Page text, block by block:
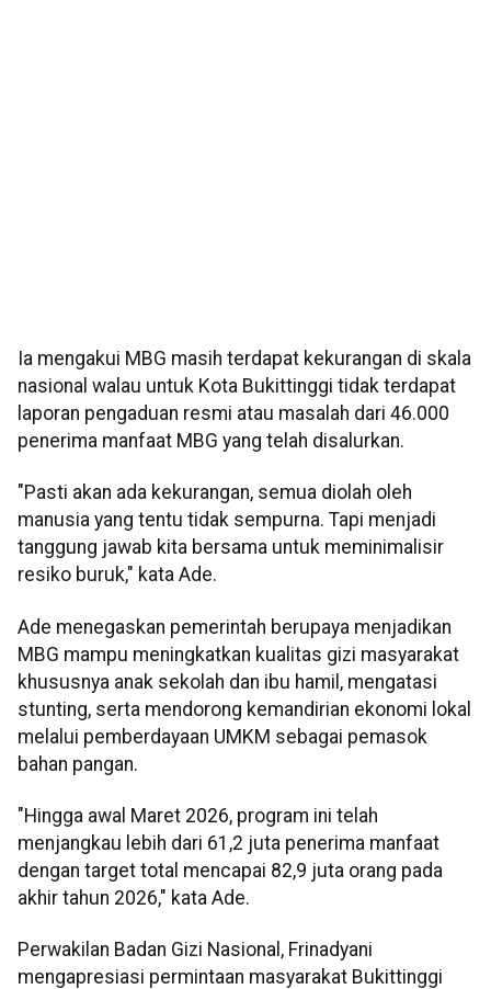
Ia mengakui MBG masih terdapat kekurangan di skala
nasional walau untuk Kota Bukittinggi tidak terdapat
laporan pengaduan resmi atau masalah dari 46.000
penerima manfaat MBG yang telah disalurkan.
"Pasti akan ada kekurangan, semua diolah oleh
manusia yang tentu tidak sempurna. Tapi menjadi
tanggung jawab kita bersama untuk meminimalisir
resiko buruk," kata Ade.
Ade menegaskan pemerintah berupaya menjadikan
MBG mampu meningkatkan kualitas gizi masyarakat
khususnya anak sekolah dan ibu hamil, mengatasi
stunting, serta mendorong kemandirian ekonomi lokal
melalui pemberdayaan UMKM sebagai pemasok
bahan pangan.
"Hingga awal Maret 2026, program ini telah
menjangkau lebih dari 61,2 juta penerima manfaat
dengan target total mencapai 82,9 juta orang pada
akhir tahun 2026," kata Ade.
Perwakilan Badan Gizi Nasional, Frinadyani
mengapresiasi permintaan masyarakat Bukittinggi